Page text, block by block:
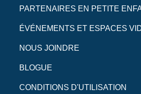
PARTENAIRES EN PETITE
ÉVÉNEMENTS ET ESPACES
NOUS JOINDRE
BLOGUE
CONDITIONS D'UTILISATION